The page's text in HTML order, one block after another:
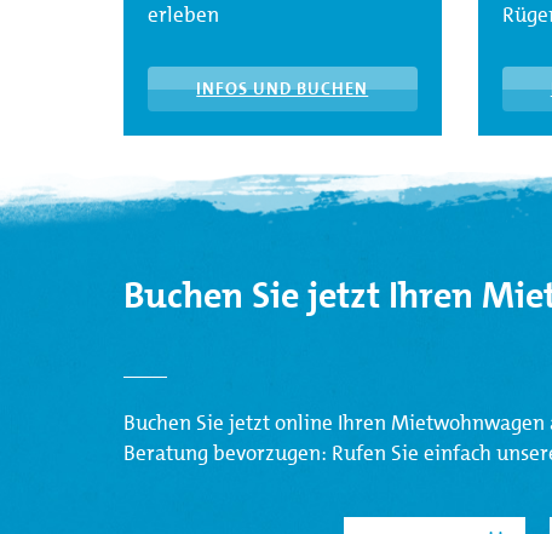
erleben
INFOS UND BUCHEN
Buchen Sie jetzt Ihren
Buchen Sie jetzt online Ihren
Beratung bevorzugen: Rufen Sie einfach